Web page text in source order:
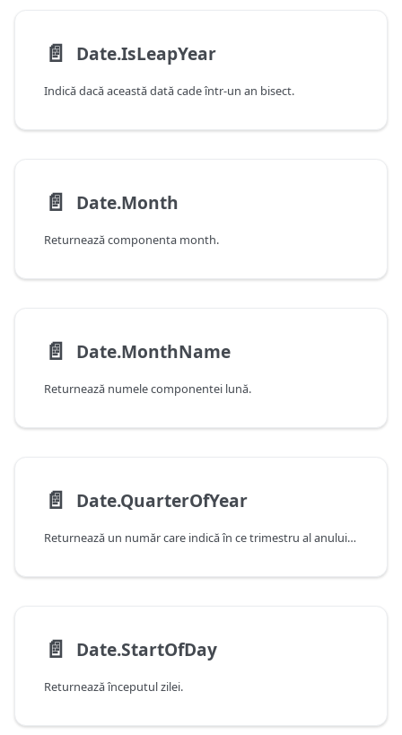
📄️ Date.IsLeapYear
Indică dacă această dată cade într-un an bisect.
📄️ Date.Month
Returnează componenta month.
📄️ Date.MonthName
Returnează numele componentei lună.
📄️ Date.QuarterOfYear
Returnează un număr care indică în ce trimestru al anului cade data.
📄️ Date.StartOfDay
Returnează începutul zilei.